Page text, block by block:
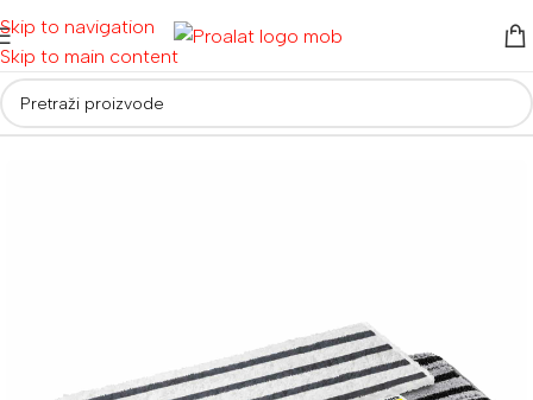
Skip to navigation
Skip to main content
Početna/ Usisivači/Parni čistači